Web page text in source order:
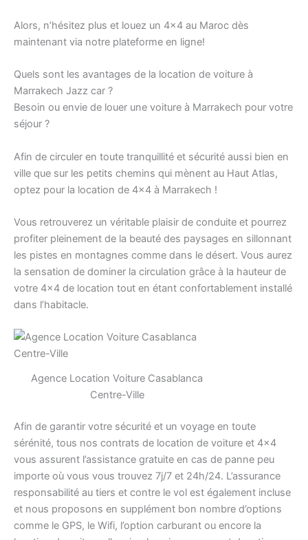
Alors, n’hésitez plus et louez un 4×4 au Maroc dès
maintenant via notre plateforme en ligne!
Quels sont les avantages de la location de voiture à
Marrakech Jazz car ?
Besoin ou envie de louer une voiture à Marrakech pour votre
séjour ?
Afin de circuler en toute tranquillité et sécurité aussi bien en
ville que sur les petits chemins qui mènent au Haut Atlas,
optez pour la location de 4×4 à Marrakech !
Vous retrouverez un véritable plaisir de conduite et pourrez
profiter pleinement de la beauté des paysages en sillonnant
les pistes en montagnes comme dans le désert. Vous aurez
la sensation de dominer la circulation grâce à la hauteur de
votre 4×4 de location tout en étant confortablement installé
dans l’habitacle.
Agence Location Voiture Casablanca
Centre-Ville
Afin de garantir votre sécurité et un voyage en toute
sérénité, tous nos contrats de location de voiture et 4×4
vous assurent l’assistance gratuite en cas de panne peu
importe où vous vous trouvez 7j/7 et 24h/24. L’assurance
responsabilité au tiers et contre le vol est également incluse
et nous proposons en supplément bon nombre d’options
comme le GPS, le Wifi, l’option carburant ou encore la